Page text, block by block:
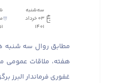
سه‌شنبه
03 خرداد
1401
مطابق روال سه شنبه
هفته، ملاقات
غفوری فرماندار البرز